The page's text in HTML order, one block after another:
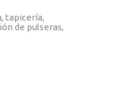
tapicería,
de pulseras,